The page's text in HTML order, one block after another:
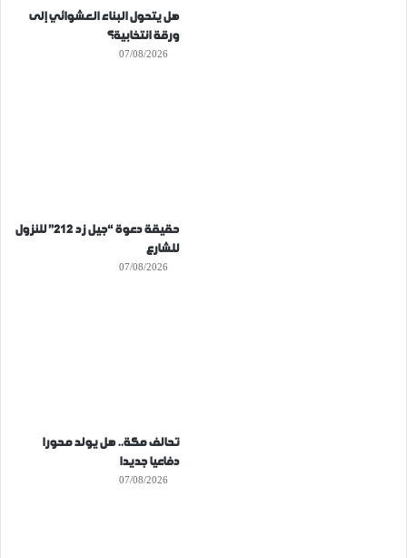
هل يتحول البناء العشوائي إلى
ورقة انتخابية؟
07/08/2026
حقيقة دعوة “جيل زد 212” للنزول
للشارع
07/08/2026
تحالف مكة.. هل يولد محورا
دفاعيا جديدا
07/08/2026